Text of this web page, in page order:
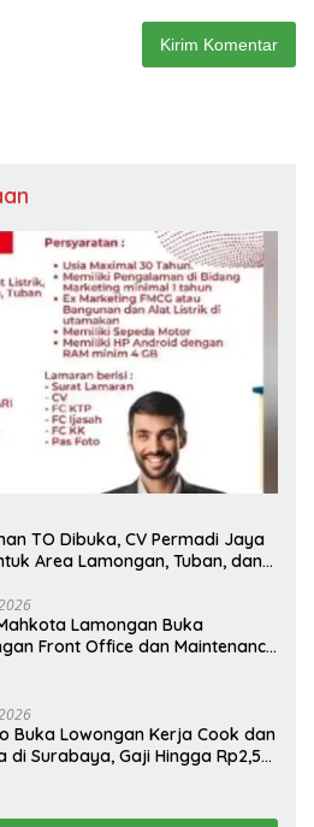
TO Dibuka, CV Permadi Jaya
Area Lamongan, Tuban, dan
Lamongan Buka
Front Office dan Maintenance
Buka Lowongan Kerja Cook dan
di Surabaya, Gaji Hingga Rp2,5